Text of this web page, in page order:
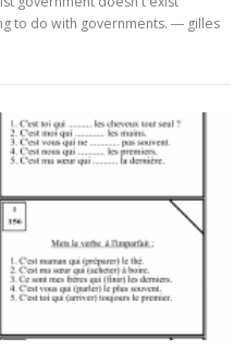
to do with governments. ― gilles